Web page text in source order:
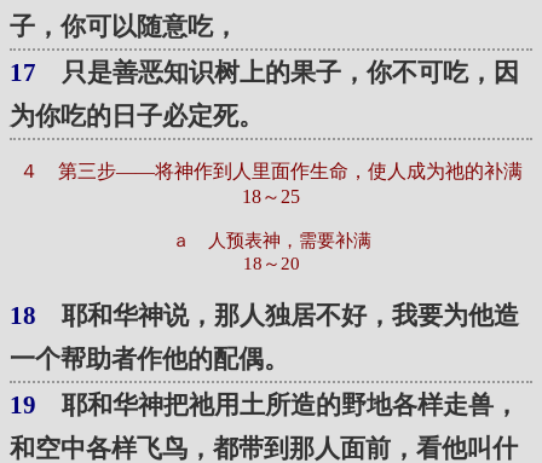
子，你可以随意吃，
17 只是善恶知识树上的果子，你不可吃，因
为你吃的日子必定死。
４ 第三步——将神作到人里面作生命，使人成为祂的补满
18～25
ａ 人预表神，需要补满
18～20
18 耶和华神说，那人独居不好，我要为他造
一个帮助者作他的配偶。
19 耶和华神把祂用土所造的野地各样走兽，
和空中各样飞鸟，都带到那人面前，看他叫什